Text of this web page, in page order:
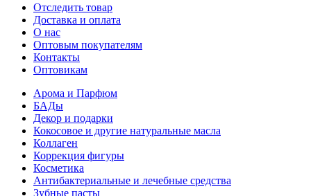
Отследить товар
Доставка и оплата
О нас
Оптовым покупателям
Контакты
Оптовикам
Арома и Парфюм
БАДы
Декор и подарки
Кокосовое и другие натуральные масла
Коллаген
Коррекция фигуры
Косметика
Антибактериальные и лечебные средства
Зубные пасты